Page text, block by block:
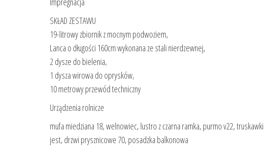
SKŁAD ZESTAWU
19-litrowy zbiornik z mocnym podwoziem,
Lanca o długości 160cm wykonana ze stali nierdzewnej,
2 dysze do bielenia,
1 dysza wirowa do oprysków,
10 metrowy przewód techniczny
Urządzenia rolnicze
mufa miedziana 18, welnowiec, lustro z czarna ramka, purmo v22,
jest, drzwi prysznicowe 70, posadzka balkonowa